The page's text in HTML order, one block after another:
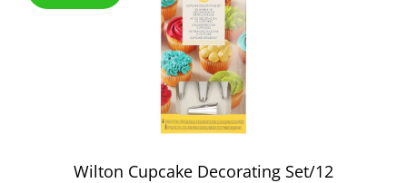
Wilton Cupcake Decorating Set/12